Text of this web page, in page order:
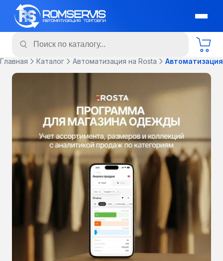
Главная Каталог Автоматизация на Rosta